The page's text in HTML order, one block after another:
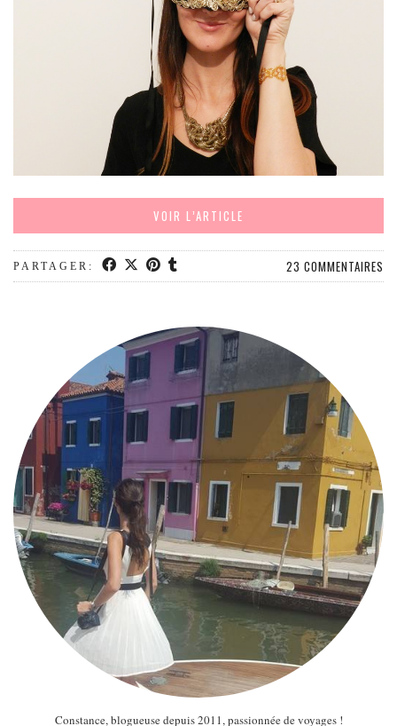
VOIR L’ARTICLE
PARTAGER: 23 COMMENTAIRES
Constance, blogueuse depuis 2011, passionnée de voyages !